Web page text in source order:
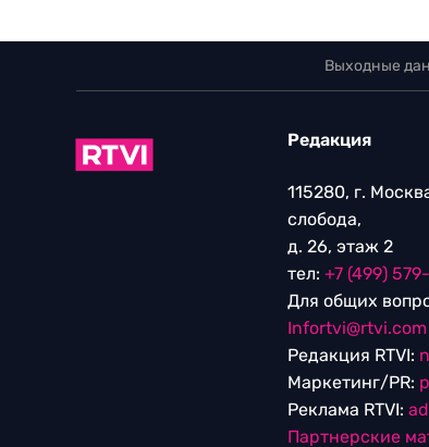
Выходные
Редакция
115280, г.
слобода,
д. 26, этаж 2
тел: +7 (499)
Для общих
Infortvi@rtvi.com
Редакция RTVI:
Маркетинг/PR:
Реклама RTVI:
Партнерские